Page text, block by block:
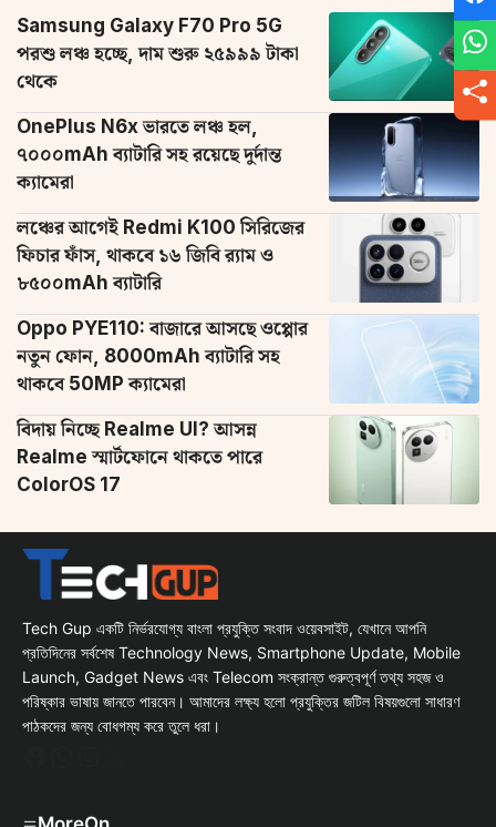
Samsung Galaxy F70 Pro 5G
পরশু লঞ্চ হচ্ছে, দাম শুরু ২৫৯৯৯ টাকা
থেকে
OnePlus N6x ভারতে লঞ্চ হল,
৭০০০mAh ব্যাটারি সহ রয়েছে দুর্দান্ত
ক্যামেরা
লঞ্চের আগেই Redmi K100 সিরিজের
ফিচার ফাঁস, থাকবে ১৬ জিবি র‌্যাম ও
৮৫০০mAh ব্যাটারি
Oppo PYE110: বাজারে আসছে ওপ্পোর
নতুন ফোন, 8000mAh ব্যাটারি সহ
থাকবে 50MP ক্যামেরা
বিদায় নিচ্ছে Realme UI? আসন্ন
Realme স্মার্টফোনে থাকতে পারে
ColorOS 17
Tech Gup একটি নির্ভরযোগ্য বাংলা প্রযুক্তি সংবাদ ওয়েবসাইট, যেখানে আপনি
প্রতিদিনের সর্বশেষ Technology News, Smartphone Update, Mobile
Launch, Gadget News এবং Telecom সংক্রান্ত গুরুত্বপূর্ণ তথ্য সহজ ও
পরিষ্কার ভাষায় জানতে পারবেন। আমাদের লক্ষ্য হলো প্রযুক্তির জটিল বিষয়গুলো সাধারণ
পাঠকদের জন্য বোধগম্য করে তুলে ধরা।